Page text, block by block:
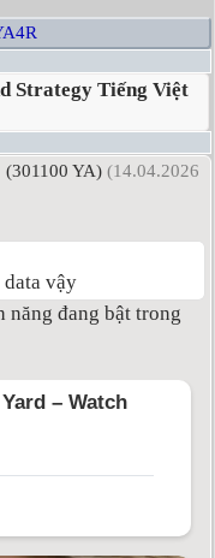
Strategy Tiếng Việt
(301100 YA) (14.04.2026
vậy
năng đang bật trong